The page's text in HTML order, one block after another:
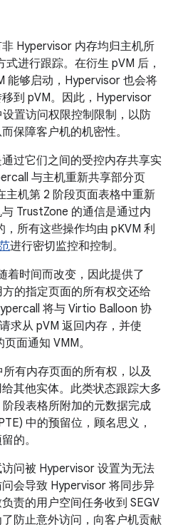
Hypervisor 内存均归主机所
进行跟踪。在衍生 pVM 后，
能够启动，Hypervisor 也会将
到 pVM。因此，Hypervisor
置访问权限控制限制，以防
保障客户机的机密性。
过它们之间的受控内存共享实
与主机重新共享部分页
主机第 2 阶段页面表格中重新
TrustZone 的通信是通过内
所有这些操作均由 pKVM 利
进行密切监控和控制。
着时间而改变，因此提供了
的指定页面的所有权交还给
将与 Virtio Balloon 协
求从 pVM 返回内存，并使
面通知 VMM。
有内存页面的所有权，以及
其他实体。此类状态跟踪大多
段表格所附加的元数据完成
中的预留位，顾名思义，
的。
问被 Hypervisor 设置为无法
会导致 Hypervisor 将同步异
责的用户空间任务收到 SEGV
防止意外访问，向客户机贡献